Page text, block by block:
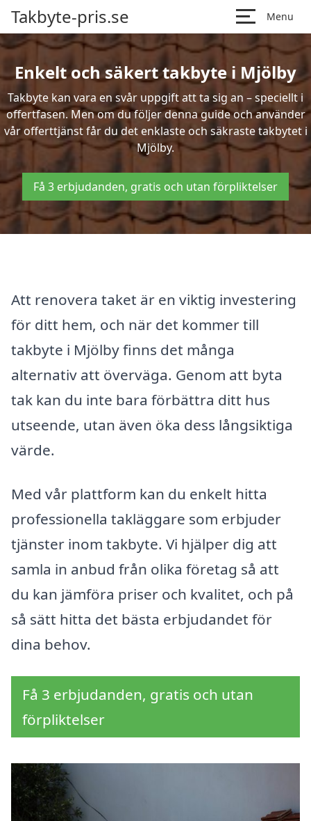
Takbyte-pris.se Menu
Enkelt och säkert takbyte i Mjölby
Takbyte kan vara en svår uppgift att ta sig an – speciellt i
offertfasen. Men om du följer denna guide och använder
vår offerttjänst får du det enklaste och säkraste takbytet i
Mjölby.
Få 3 erbjudanden, gratis och utan förpliktelser
Att renovera taket är en viktig investering
för ditt hem, och när det kommer till
takbyte i Mjölby finns det många
alternativ att överväga. Genom att byta
tak kan du inte bara förbättra ditt hus
utseende, utan även öka dess långsiktiga
värde.
Med vår plattform kan du enkelt hitta
professionella takläggare som erbjuder
tjänster inom takbyte. Vi hjälper dig att
samla in anbud från olika företag så att
du kan jämföra priser och kvalitet, och på
så sätt hitta det bästa erbjudandet för
dina behov.
Få 3 erbjudanden, gratis och utan
förpliktelser